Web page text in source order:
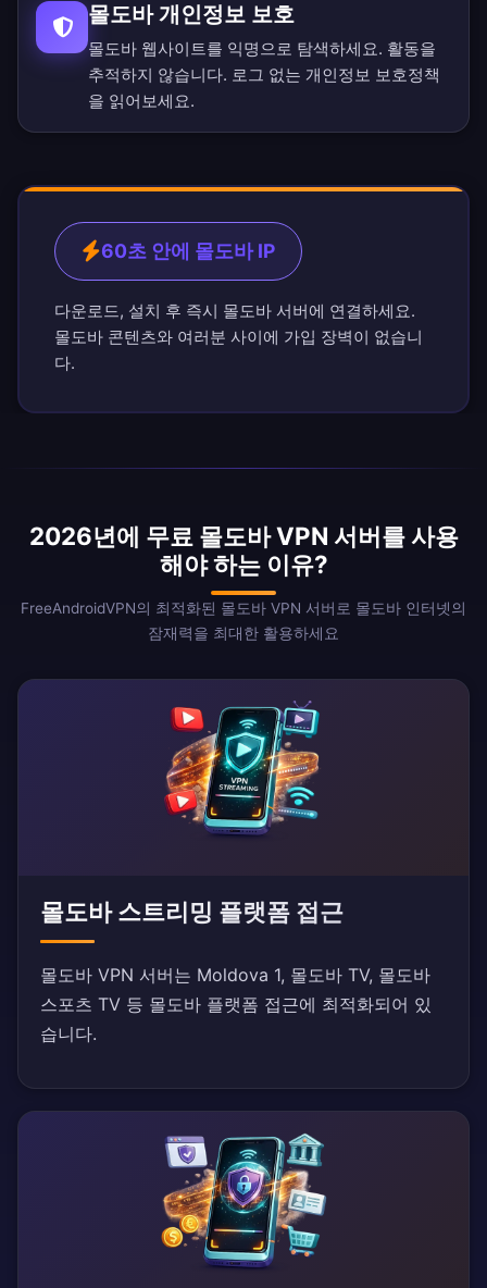
몰도바 개인정보 보호
몰도바 웹사이트를 익명으로 탐색하세요. 활동을
추적하지 않습니다. 로그 없는 개인정보 보호정책
을 읽어보세요.
60초 안에 몰도바 IP
다운로드, 설치 후 즉시 몰도바 서버에 연결하세요.
몰도바 콘텐츠와 여러분 사이에 가입 장벽이 없습니
다.
2026년에 무료 몰도바 VPN 서버를 사용
해야 하는 이유?
FreeAndroidVPN의 최적화된 몰도바 VPN 서버로 몰도바 인터넷의
잠재력을 최대한 활용하세요
몰도바 스트리밍 플랫폼 접근
몰도바 VPN 서버는 Moldova 1, 몰도바 TV, 몰도바
스포츠 TV 등 몰도바 플랫폼 접근에 최적화되어 있
습니다.